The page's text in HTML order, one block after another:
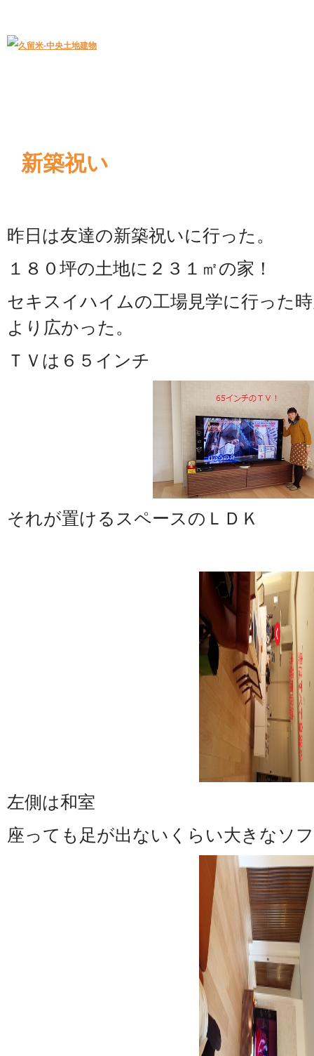
新築祝い
昨日は友達の新築祝いに行った。
１８０坪の土地に２３１㎡の家！
セキスイハイムの工場見学に行った
より広かった。
ＴＶは６５インチ
それが置けるスペースのＬＤＫ
左側は和室
座っても足が出ないくらい大きなソ